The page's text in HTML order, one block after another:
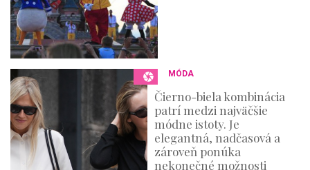
MÓDA
Čierno-biela kombinácia
patrí medzi najväčšie
módne istoty. Je
elegantná, nadčasová a
zároveň ponúka
nekonečné možnosti